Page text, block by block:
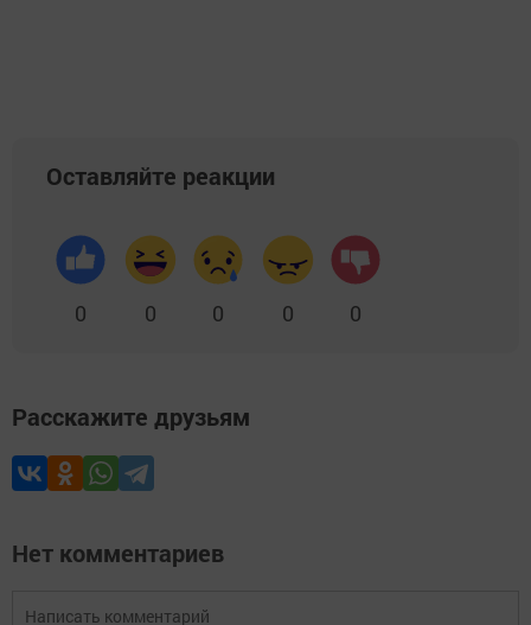
Оставляйте реакции
0 0 0 0 0
Расскажите друзьям
Нет комментариев